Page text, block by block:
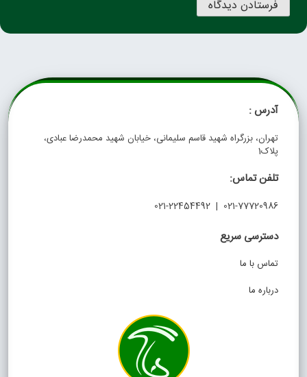
آدرس :
تهران، بزرگراه شهید قاسم سلیمانی، خیابان شهید محمدرضا عبادی،
پلاک1
تلفن تماس:
021-77720986 | 021-22454492
دسترسی سریع
تماس با ما
درباره ما